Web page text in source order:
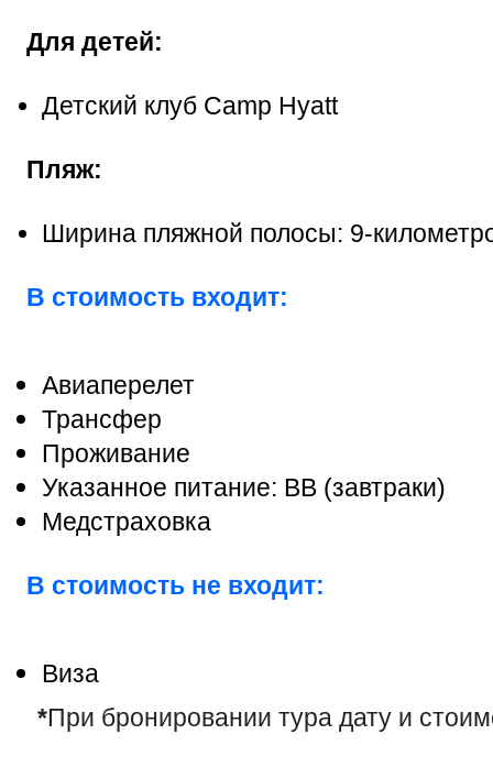
Для детей:
Детский клуб Camp Hyatt
Пляж:
Ширина пляжной полосы: 9-
В стоимость входит:
Авиаперелет
Трансфер
Проживание
Указанное питание: BB (завтраки)
Медстраховка
В стоимость не входит:
Виза
*При бронировании тура дату и